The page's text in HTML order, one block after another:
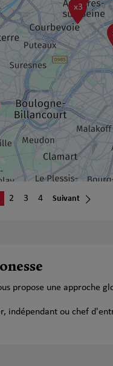
x3
2 3 4 Suivant
propose une
indépendant ou chef